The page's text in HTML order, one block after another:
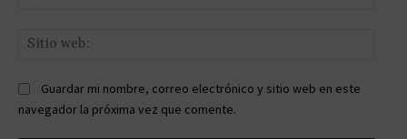
Guardar mi nombre, correo electrónico y sitio web en este
navegador la próxima vez que comente.